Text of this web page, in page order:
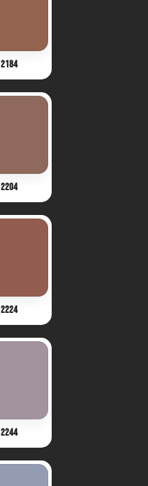
2184
2204
2224
2244